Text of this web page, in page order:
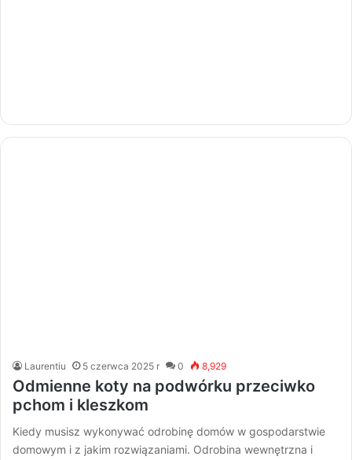
Laurentiu 5 czerwca 2025 r 0 8,929
Odmienne koty na podwórku przeciwko
pchom i kleszkom
Kiedy musisz wykonywać odrobinę domów w gospodarstwie
domowym i z jakim rozwiązaniami. Odrobina wewnętrzna i